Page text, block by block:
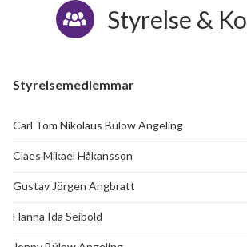
Styrelse &
Styrelsemedlemmar
Carl Tom Nikolaus Bülow Angeling
Claes Mikael Håkansson
Gustav Jörgen Angbratt
Hanna Ida Seibold